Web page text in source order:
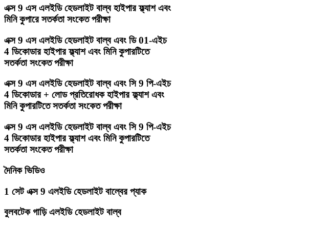
এক্স 9 এস এলইডি হেডলাইট বাল্ব হাইপার ফ্ল্যাশ এবং
মিনি কুপারে সতর্কতা সংকেত পরীক্ষা
এক্স 9 এস এলইডি হেডলাইট বাল্ব এবং ডি 01-এইচ
4 ডিকোডার হাইপার ফ্ল্যাশ এবং মিনি কুপারটিতে
সতর্কতা সংকেত পরীক্ষা
এক্স 9 এস এলইডি হেডলাইট বাল্ব এবং সি 9 পি-এইচ
4 ডিকোডার + লোড প্রতিরোধক হাইপার ফ্ল্যাশ এবং
মিনি কুপারটিতে সতর্কতা সংকেত পরীক্ষা
এক্স 9 এস এলইডি হেডলাইট বাল্ব এবং সি 9 পি-এইচ
4 ডিকোডার হাইপার ফ্ল্যাশ এবং মিনি কুপারটিতে
সতর্কতা সংকেত পরীক্ষা
দৈনিক ভিডিও
1 সেট এক্স 9 এলইডি হেডলাইট বাল্বের প্যাক
বুলবটেক গাড়ি এলইডি হেডলাইট বাল্ব